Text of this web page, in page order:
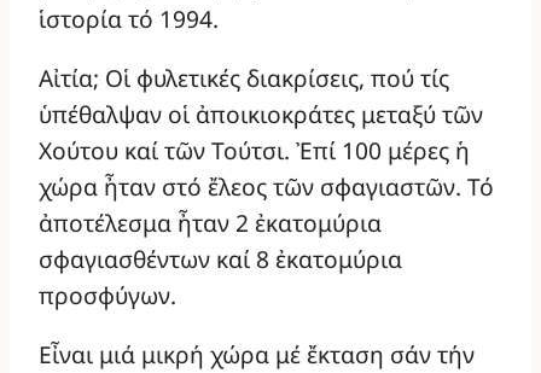
ἱστορία τό 1994.
Αἰτία; Οἱ φυλετικές διακρίσεις, πού τίς
ὑπέθαλψαν οἱ ἀποικιοκράτες μεταξύ τῶν
Χούτου καί τῶν Τούτσι. Ἐπί 100 μέρες ἡ
χώρα ἦταν στό ἔλεος τῶν σφαγιαστῶν. Τό
ἀποτέλεσμα ἦταν 2 ἐκατομύρια
σφαγιασθέντων καί 8 ἐκατομύρια
προσφύγων.
Εἶναι μιά μικρή χώρα μέ ἔκταση σάν τήν